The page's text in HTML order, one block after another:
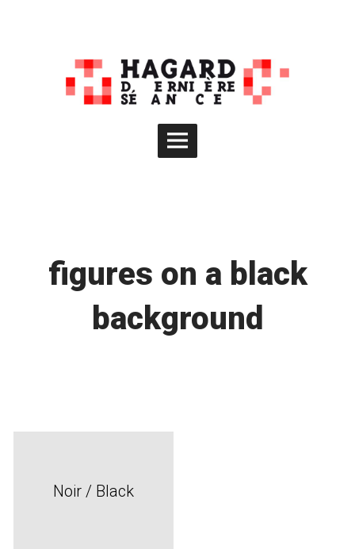
Main
figures on a black
background
Noir / Black